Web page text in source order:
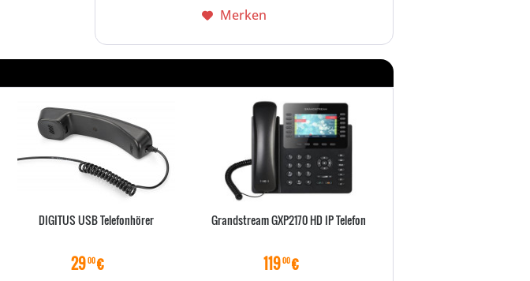
Merken
DIGITUS USB Telefonhörer
2900€
Grandstream GXP2170 HD IP Telefon
11900€